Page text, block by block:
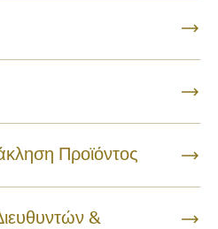
Προϊόντος
&